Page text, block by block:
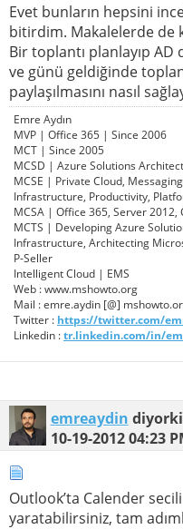
Evet bunların hepsini
bitirdim. Makalelerde de
Bir toplantı planlayıp AD
ve günü geldiğinde
paylaşılmasını nasıl
Emre Aydın
MVP | Office 365 | Since 2006
MCT | Since 2005
MCSD | Azure Solutions Architect
MCSE | Private Cloud,
Infrastructure, Productivity,
MCSA | Office 365, Server 2012,
MCTS | Developing Azure
Infrastructure, Architecting
P-Seller
Intelligent Cloud | EMS
Web : www.mshowto.org
Mail : emre.aydin [@]
Twitter : https://twitter.com/
Linkedin :tr.linkedin.com/in/
emreaydin
10-19-201204:23
Outlook’ta Calender
yaratabilirsiniz, tam